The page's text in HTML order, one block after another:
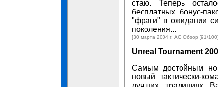
стаю. Теперь
бесплатных бонус-
"фраги" в ожидании
поколения...
[30 марта 2004 г. AG Обзор (91/
Unreal Tournament
Самым достойным
новый тактически-
лучших традициях